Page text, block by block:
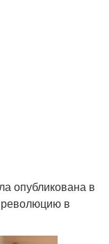
опубликована в
в